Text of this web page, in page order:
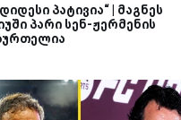
პატივია“ | მაგნეს
პარი სენ-ჟერმენის